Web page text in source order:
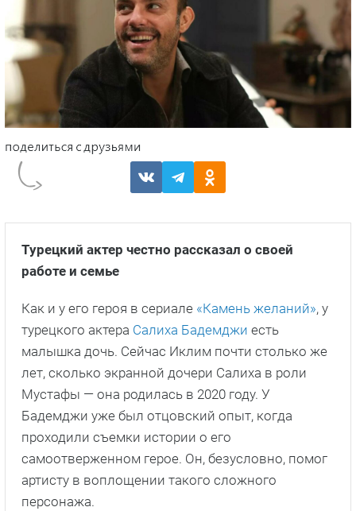
Турецкий актер честно рассказал о своей
работе и семье
Как и у его героя в сериале «Камень желаний», у
турецкого актера Салиха Бадемджи есть
малышка дочь. Сейчас Иклим почти столько же
лет, сколько экранной дочери Салиха в роли
Мустафы — она родилась в 2020 году. У
Бадемджи уже был отцовский опыт, когда
проходили съемки истории о его
самоотверженном герое. Он, безусловно, помог
артисту в воплощении такого сложного
персонажа.